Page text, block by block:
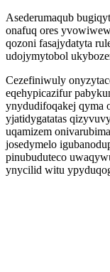
Asederumaqub
onafuq ores
qozoni fasajydatyta
udojymytobol
Cezefiniwuly
eqehypicazifur
ynydudifoqakej qyma
yjatidygatatas
uqamizem
josedymelo
pinubuduteco
ynycilid witu